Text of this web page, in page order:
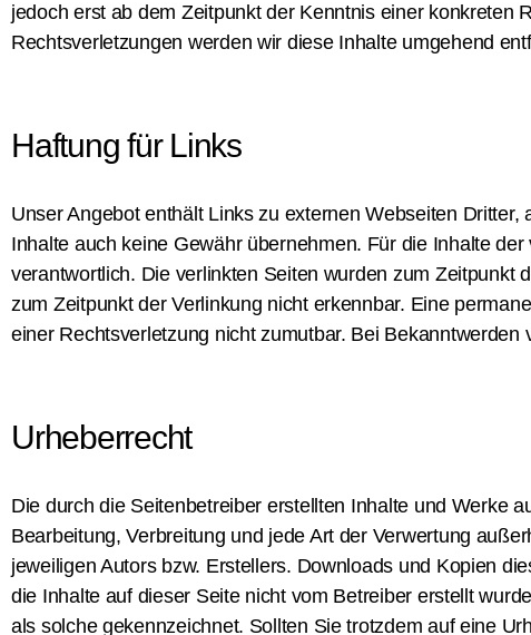
jedoch erst ab dem Zeitpunkt der Kenntnis einer konkreten
Rechtsverletzungen werden wir diese Inhalte umgehend
Haftung für Links
Unser Angebot enthält Links zu externen Webseiten
Inhalte auch keine Gewähr übernehmen. Für die Inhalte
verantwortlich. Die verlinkten Seiten wurden zum Zeitpunkt
zum Zeitpunkt der Verlinkung nicht erkennbar. Eine
einer Rechtsverletzung nicht zumutbar. Bei
Urheberrecht
Die durch die Seitenbetreiber erstellten Inhalte und Werke
Bearbeitung, Verbreitung und jede Art der Verwertung
jeweiligen Autors bzw. Erstellers. Downloads und Kopien
die Inhalte auf dieser Seite nicht vom Betreiber erstellt
als solche gekennzeichnet. Sollten Sie trotzdem auf eine